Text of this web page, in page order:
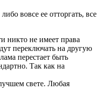
вовсе ее отторгать, все
никто не имеет права
переключать на другую
перестает быть
Так как на
свете. Любая